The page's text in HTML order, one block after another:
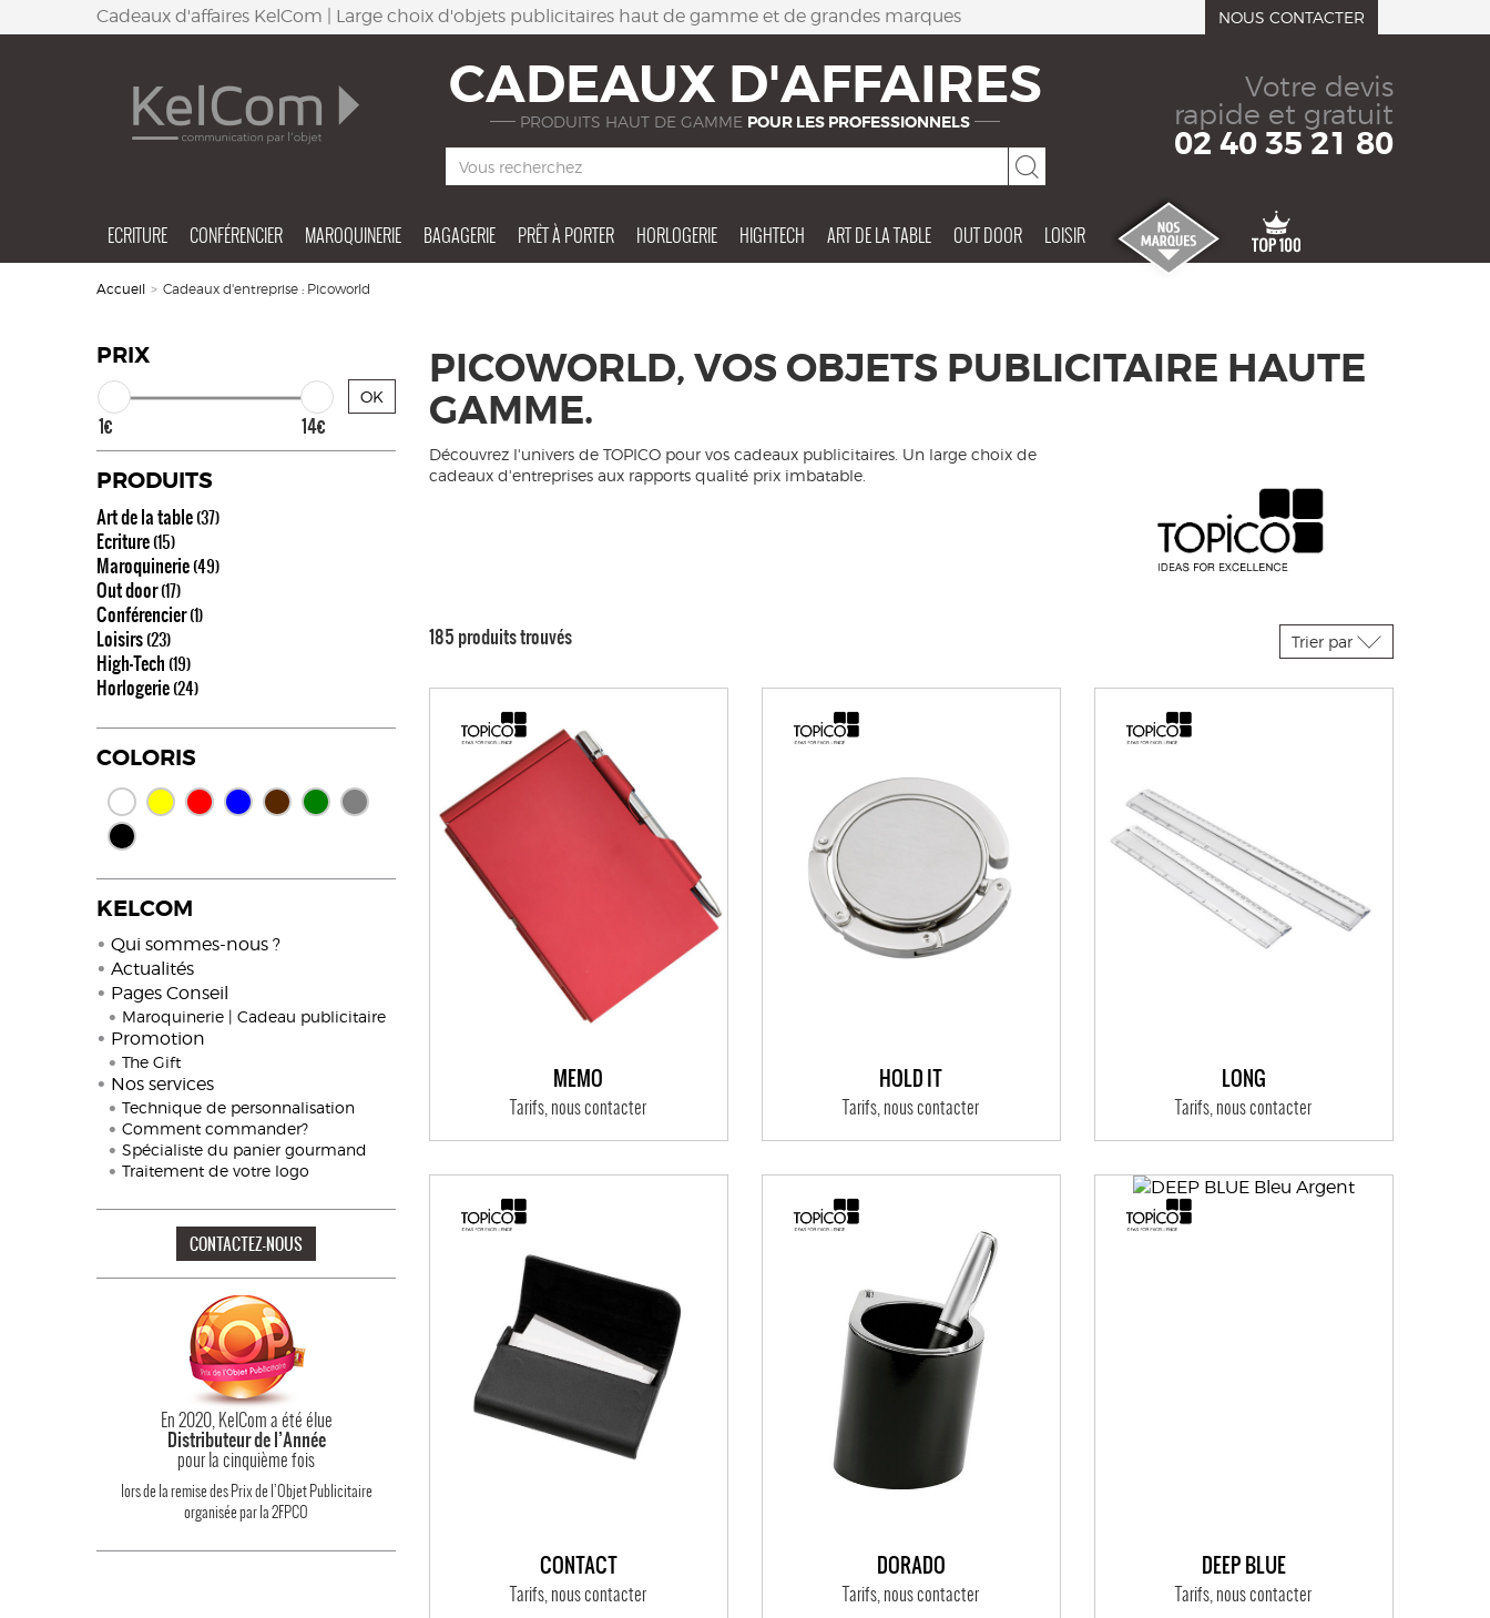
Cadeaux d'affaires KelCom | Large choix d'objets publicitaires haut de gamme et de grandes marques NOUS CONTACTER
CADEAUX D'AFFAIRES
PRODUITS HAUT DE GAMME POUR LES PROFESSIONNELS
Votre devis
rapide et gratuit
02 40 35 21 80
ECRITURE CONFÉRENCIER MAROQUINERIE BAGAGERIE PRÊT À PORTER HORLOGERIE HIGHTECH ART DE LA TABLE OUT DOOR LOISIR
Accueil > Cadeaux d'entreprise : Picoworld
PRIX
1€ 14€
OK
PRODUITS
Art de la table(37)
Ecriture(15)
Maroquinerie(49)
Out door(17)
Conférencier(1)
Loisirs(23)
High-Tech (19)
Horlogerie(24)
COLORIS
KELCOM
Qui sommes-nous ?
Actualités
Pages Conseil
Maroquinerie | Cadeau publicitaire
Promotion
The Gift
Nos services
Technique de personnalisation
Comment commander?
Spécialiste du panier gourmand
Traitement de votre logo
CONTACTEZ-NOUS
En 2020, KelCom a été élue
Distributeur de l’Année
pour la cinquième fois
lors de la remise des Prix de l’Objet Publicitaire
organisée par la 2FPCO
PICOWORLD, VOS OBJETS PUBLICITAIRE HAUTE
GAMME.
Découvrez l'univers de TOPICO pour vos cadeaux publicitaires. Un large choix de
cadeaux d'entreprises aux rapports qualité prix imbatable.
185 produits trouvés Trier par
MEMO
Tarifs, nous contacter
HOLD IT
Tarifs, nous contacter
LONG
Tarifs, nous contacter
CONTACT
Tarifs, nous contacter
DORADO
Tarifs, nous contacter
DEEP BLUE
Tarifs, nous contacter